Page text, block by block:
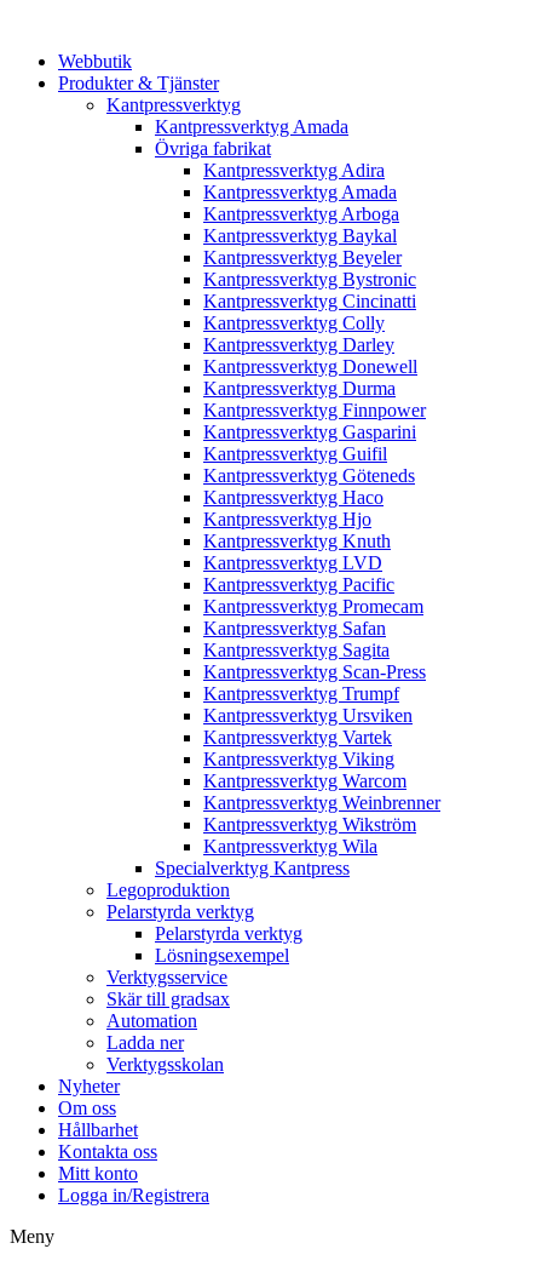
Webbutik
Produkter & Tjänster
Kantpressverktyg
Kantpressverktyg Amada
Övriga fabrikat
Kantpressverktyg Adira
Kantpressverktyg Amada
Kantpressverktyg Arboga
Kantpressverktyg Baykal
Kantpressverktyg Beyeler
Kantpressverktyg Bystronic
Kantpressverktyg Cincinatti
Kantpressverktyg Colly
Kantpressverktyg Darley
Kantpressverktyg Donewell
Kantpressverktyg Durma
Kantpressverktyg Finnpower
Kantpressverktyg Gasparini
Kantpressverktyg Guifil
Kantpressverktyg Göteneds
Kantpressverktyg Haco
Kantpressverktyg Hjo
Kantpressverktyg Knuth
Kantpressverktyg LVD
Kantpressverktyg Pacific
Kantpressverktyg Promecam
Kantpressverktyg Safan
Kantpressverktyg Sagita
Kantpressverktyg Scan-Press
Kantpressverktyg Trumpf
Kantpressverktyg Ursviken
Kantpressverktyg Vartek
Kantpressverktyg Viking
Kantpressverktyg Warcom
Kantpressverktyg Weinbrenner
Kantpressverktyg Wikström
Kantpressverktyg Wila
Specialverktyg Kantpress
Legoproduktion
Pelarstyrda verktyg
Pelarstyrda verktyg
Lösningsexempel
Verktygsservice
Skär till gradsax
Automation
Ladda ner
Verktygsskolan
Nyheter
Om oss
Hållbarhet
Kontakta oss
Mitt konto
Logga in/Registrera
Meny